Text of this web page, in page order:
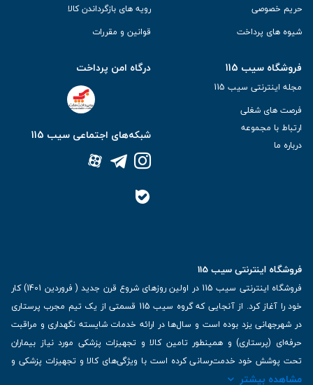
حریم خصوصی
شیوه های پرداخت
رویه های بازگرداندن کالا
قوانین و مقررات
فروشگاه سیب 115
مجله اینترنتی سیب 115
فرصت های شغلی
ارتباط با مجموعه
درباره ما
درگاه امن پرداخت
شبکه‌های اجتماعی سیب 115
فروشگاه اینترنتی سیب 115
فروشگاه اینترنتی سیب 115 در اولین روزهای شروع قرن جدید ( فروردین 1401) کار
خود را آغاز کرد. از آنجایی که گروه سیب 115 قسمتی از یک تیم مجرب پرستاری
در شهرجهانی یزد بوده است و سال‌ها در ارائه خدمات شایسته نگهداری و مراقبت
حرفه‌ای (پرستاری) و همینطور تامین کالا و تجهیزات پزشکی مورد نیاز بیماران
تحت پوشش خود خدمت‌رسانی کرده است با ویژگی‌های کالا و تجهیزات پزشکی و
برترین برندهای موجود در بازار اطلاعات بسیار ارزشمندی را دارا می‌باشد
مشاهده بیشتر